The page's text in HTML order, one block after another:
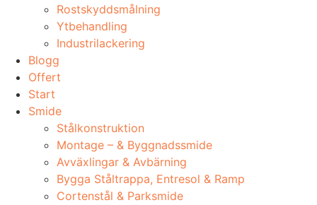
Rostskyddsmålning
Ytbehandling
Industrilackering
Blogg
Offert
Start
Smide
Stålkonstruktion
Montage – & Byggnadssmide
Avväxlingar & Avbärning
Bygga Ståltrappa, Entresol & Ramp
Cortenstål & Parksmide